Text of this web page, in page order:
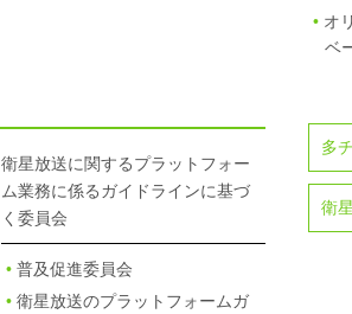
オ
ベ
衛星放送に関するプラットフォー
ム業務に係るガイドラインに基づ
く委員会
普及促進委員会
衛星放送のプラットフォームガ
多
衛